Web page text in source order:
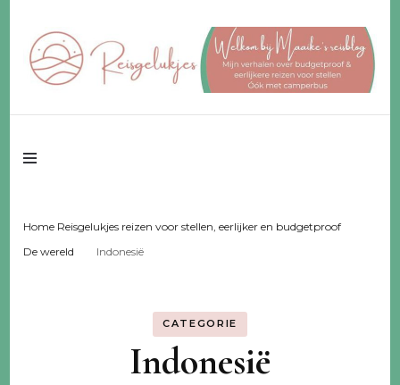
Reisgelukjes –
Reisgeluk voor 2 ♥️ eerlijker ♥️ voor een fijn budget
Home Reisgelukjes reizen voor stellen, eerlijker en budgetproof
De wereld
Indonesië
CATEGORIE
Indonesië